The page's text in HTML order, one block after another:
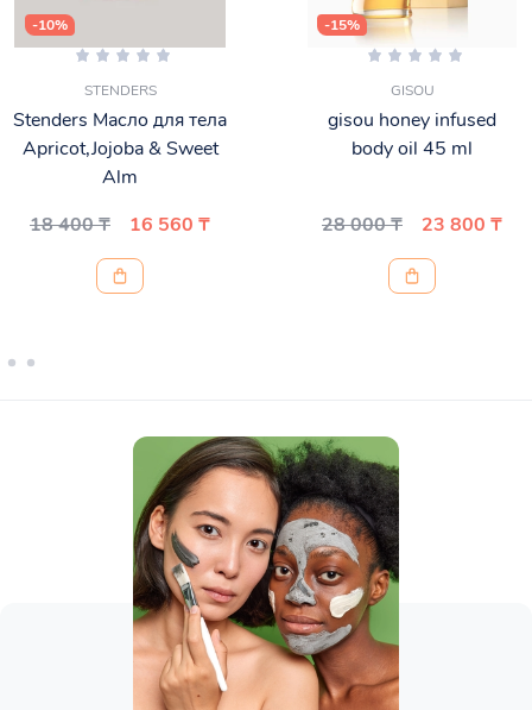
-10%
STENDERS
Stenders Масло для тела
Apricot,Jojoba & Sweet
Alm
18 400 ₸
16 560 ₸
-15%
GISOU
gisou honey infused
body oil 45 ml
28 000 ₸ 23 800 ₸